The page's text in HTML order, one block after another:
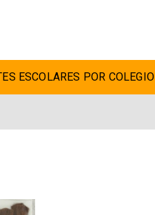
ESCOLARES POR COLEGIO